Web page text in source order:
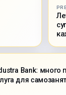
Bank: много
для